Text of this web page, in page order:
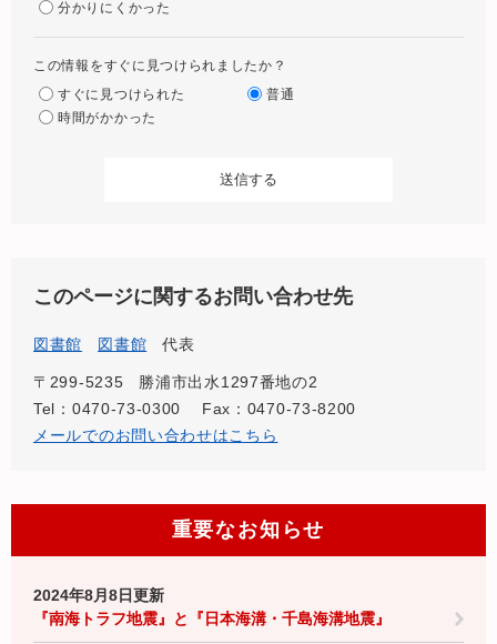
分かりにくかった
この情報をすぐに見つけられましたか？
すぐに見つけられた
普通
時間がかかった
このページに関するお問い合わせ先
図書館 図書館 代表
〒299-5235
勝浦市出水1297番地の2
Tel：0470-73-0300
Fax：0470-73-8200
メールでのお問い合わせはこちら
重要なお知らせ
2024年8月8日更新
『南海トラフ地震』と『日本海溝・千島海溝地震』